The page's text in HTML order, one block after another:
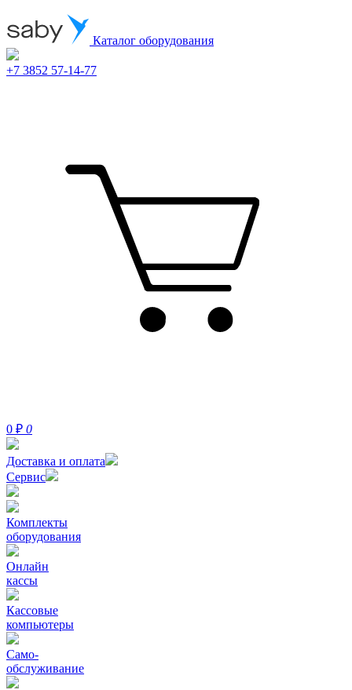
Каталог оборудования
+7 3852 57-14-77
0 ₽ 0
Доставка и оплата
Сервис
Комплекты
оборудования
Онлайн
кассы
Кассовые
компьютеры
Само-
обслуживание